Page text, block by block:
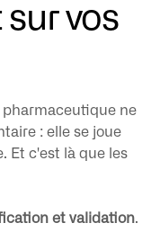
vos
pharmaceutique ne
: elle se joue
Et c'est là que les
et validation.